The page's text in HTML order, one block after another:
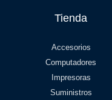
Tienda
Accesorios
Computadores
Impresoras
Suministros